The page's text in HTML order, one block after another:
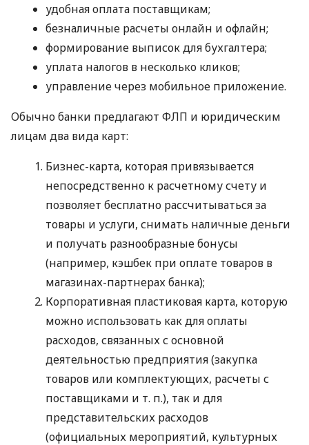
удобная оплата поставщикам;
безналичные расчеты онлайн и офлайн;
формирование выписок для бухгалтера;
уплата налогов в несколько кликов;
управление через мобильное приложение.
Обычно банки предлагают ФЛП и юридическим
лицам два вида карт:
Бизнес-карта, которая привязывается
непосредственно к расчетному счету и
позволяет бесплатно рассчитываться за
товары и услуги, снимать наличные деньги
и получать разнообразные бонусы
(например, кэшбек при оплате товаров в
магазинах-партнерах банка);
Корпоративная пластиковая карта, которую
можно использовать как для оплаты
расходов, связанных с основной
деятельностью предприятия (закупка
товаров или комплектующих, расчеты с
поставщиками и т. п.), так и для
представительских расходов
(официальных мероприятий, культурных